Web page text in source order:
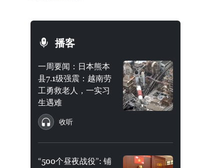
播客
一周要闻：日本熊本
县7.1级强震：越南劳
工勇救老人，一实习
生遇难
收听
“500个昼夜战役”: 铺